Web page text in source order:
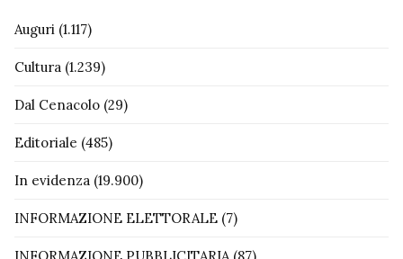
Auguri (1.117)
Cultura (1.239)
Dal Cenacolo (29)
Editoriale (485)
In evidenza (19.900)
INFORMAZIONE ELETTORALE (7)
INFORMAZIONE PUBBLICITARIA (87)